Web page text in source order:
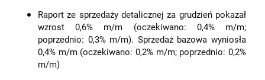
Raport ze sprzedaży detalicznej za grudzień pokazał
wzrost 0,6% m/m (oczekiwano: 0,4% m/m;
poprzednio: 0,3% m/m). Sprzedaż bazowa wyniosła
0,4% m/m (oczekiwano: 0,2% m/m; poprzednio: 0,2%
m/m)